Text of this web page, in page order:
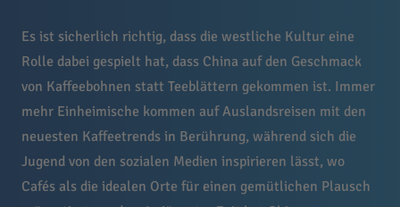
Es ist sicherlich richtig, dass die westliche Kultur eine
Rolle dabei gespielt hat, dass China auf den Geschmack
von Kaffeebohnen statt Teeblättern gekommen ist. Immer
mehr Einheimische kommen auf Auslandsreisen mit den
neuesten Kaffeetrends in Berührung, während sich die
Jugend von den sozialen Medien inspirieren lässt, wo
Cafés als die idealen Orte für einen gemütlichen Plausch